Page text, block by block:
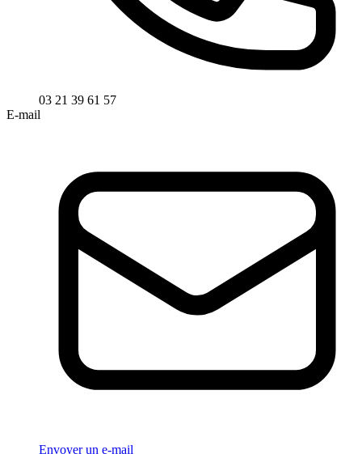
03 21 39 61 57
E-mail
Envoyer un e-mail